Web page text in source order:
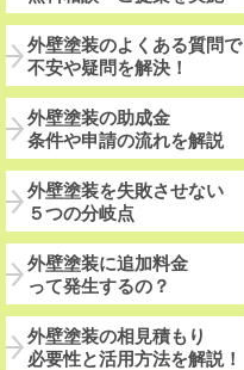
外壁塗装のよくある質問で
不安や疑問を解決！
外壁塗装の助成金
条件や申請の流れを解説
外壁塗装を失敗させない
５つの分岐点
外壁塗装に追加料金
って発生するの？
外壁塗装の相見積もり
必要性と活用方法を解説！